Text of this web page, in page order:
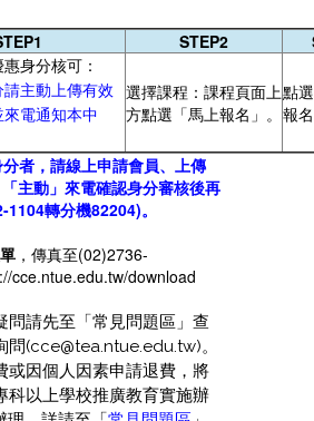
STEP2
身分核可：
主動上傳有效
電通知本中
選擇課程：課程頁面上
方點選「馬上報名」。
點
報
者，請線上申請會員、上傳
主動」來電確認身分審核後再
轉分機82204)。
，傳真至(02)2736-
cce.ntue.edu.tw/download
請先至「常見問題區」查
問(cce@tea.ntue.edu.tw)。
因個人因素申請退費，將
科以上學校推廣教育實施辦